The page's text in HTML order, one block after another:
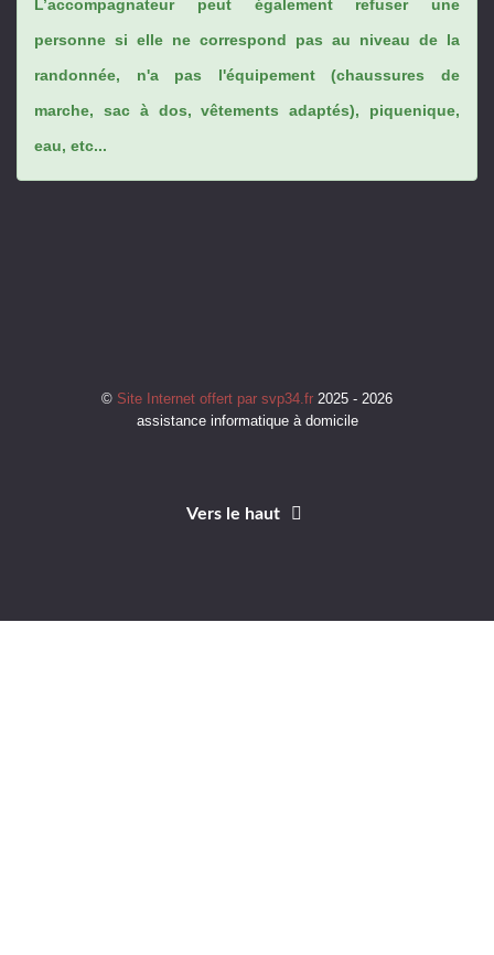
L’accompagnateur peut également refuser une
personne si elle ne correspond pas au niveau de la
randonnée, n'a pas l'équipement (chaussures de
marche, sac à dos, vêtements adaptés), piquenique,
eau, etc...
© Site Internet offert par svp34.fr 2025 - 2026
assistance informatique à domicile
Vers le haut